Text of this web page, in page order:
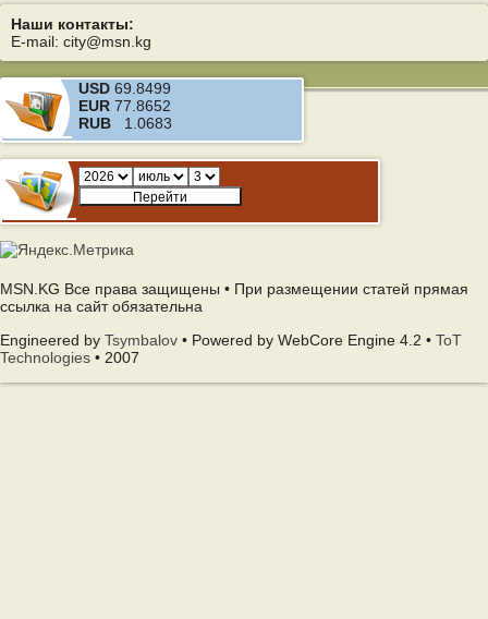
Наши контакты:
E-mail: city@msn.kg
USD 69.8499
EUR 77.8652
RUB 1.0683
MSN.KG Все права защищены • При размещении статей прямая
ссылка на сайт обязательна
Engineered by Tsymbalov • Powered by WebCore Engine 4.2 • ToT
Technologies • 2007